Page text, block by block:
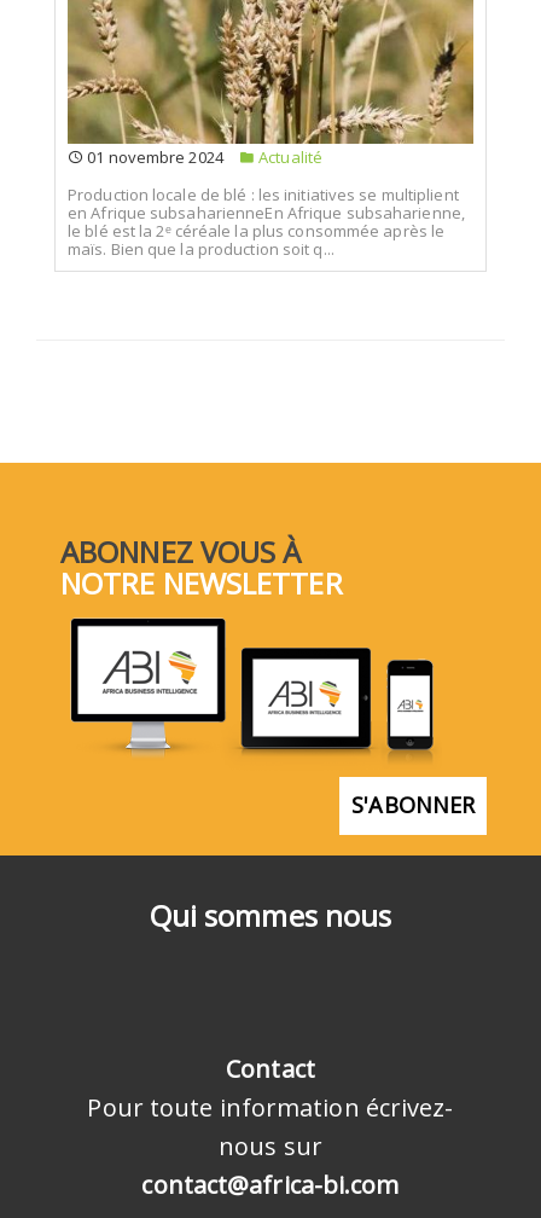
01 novembre 2024
Actualité
Production locale de blé : les initiatives se multiplient
en Afrique subsaharienneEn Afrique subsaharienne,
le blé est la 2ᵉ céréale la plus consommée après le
maïs. Bien que la production soit q...
Qui sommes nous
Contact
Pour toute information écrivez-
nous sur
contact@africa-bi.com
ABONNEZ VOUS À
NOTRE NEWSLETTER
S'ABONNER